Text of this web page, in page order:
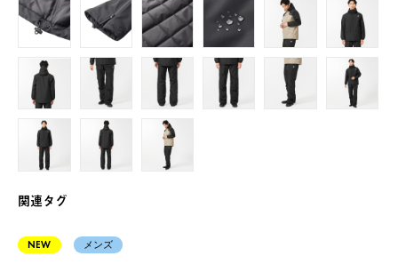
関連タグ
NEW メンズ